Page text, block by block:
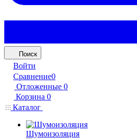
Поиск
Войти
Сравнение0
Отложенные 0
Корзина 0
Каталог
Шумоизоляция